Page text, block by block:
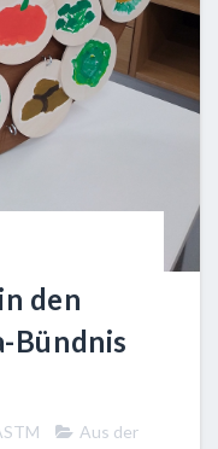
den
Bündnis
Aus der